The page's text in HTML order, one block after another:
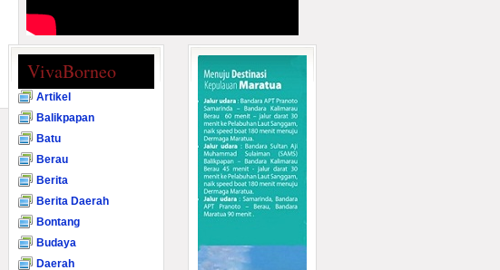
VivaBorneo
Artikel
Balikpapan
Batu
Berau
Berita
Berita Daerah
Bontang
Budaya
Daerah